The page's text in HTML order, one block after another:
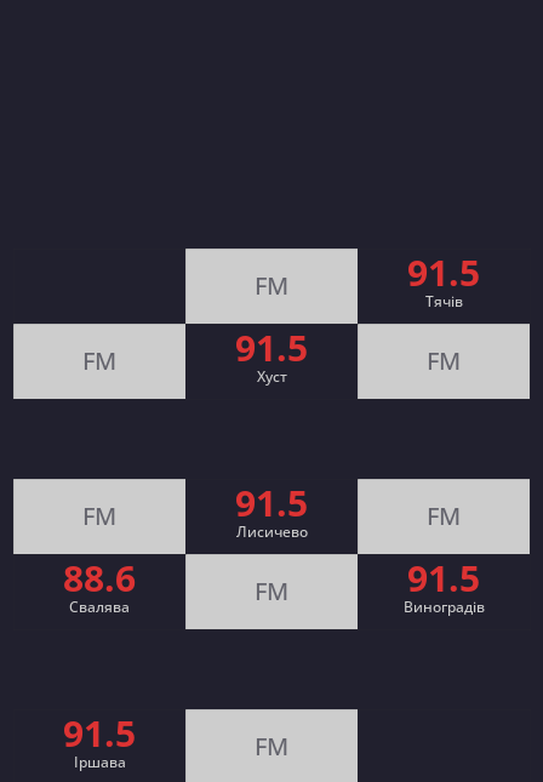
FM 91.5
Тячів
FM 91.5
Хуст FM
FM 91.5
Лисичево FM
88.6
Свалява FM 91.5
Виноградів
91.5
Іршава FM